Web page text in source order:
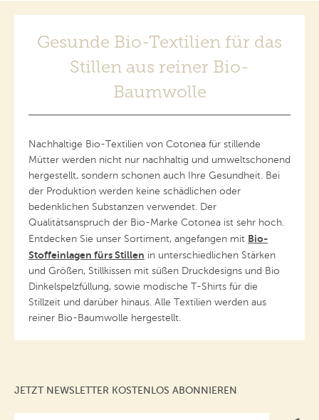
Gesunde Bio-Textilien für das
Stillen aus reiner Bio-
Baumwolle
Nachhaltige Bio-Textilien von Cotonea für stillende
Mütter werden nicht nur nachhaltig und umweltschonend
hergestellt, sondern schonen auch Ihre Gesundheit. Bei
der Produktion werden keine schädlichen oder
bedenklichen Substanzen verwendet. Der
Qualitätsanspruch der Bio-Marke Cotonea ist sehr hoch.
Entdecken Sie unser Sortiment, angefangen mit Bio-
Stoffeinlagen fürs Stillen in unterschiedlichen Stärken
und Größen, Stillkissen mit süßen Druckdesigns und Bio
Dinkelspelzfüllung, sowie modische T-Shirts für die
Stillzeit und darüber hinaus. Alle Textilien werden aus
reiner Bio-Baumwolle hergestellt.
JETZT NEWSLETTER KOSTENLOS ABONNIEREN